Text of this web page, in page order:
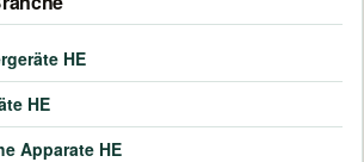
HE
HE
Apparate HE